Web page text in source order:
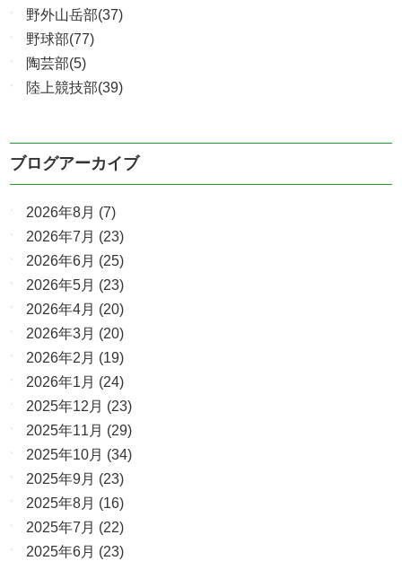
野外山岳部(37)
野球部(77)
陶芸部(5)
陸上競技部(39)
ブログアーカイブ
2026年8月 (7)
2026年7月 (23)
2026年6月 (25)
2026年5月 (23)
2026年4月 (20)
2026年3月 (20)
2026年2月 (19)
2026年1月 (24)
2025年12月 (23)
2025年11月 (29)
2025年10月 (34)
2025年9月 (23)
2025年8月 (16)
2025年7月 (22)
2025年6月 (23)